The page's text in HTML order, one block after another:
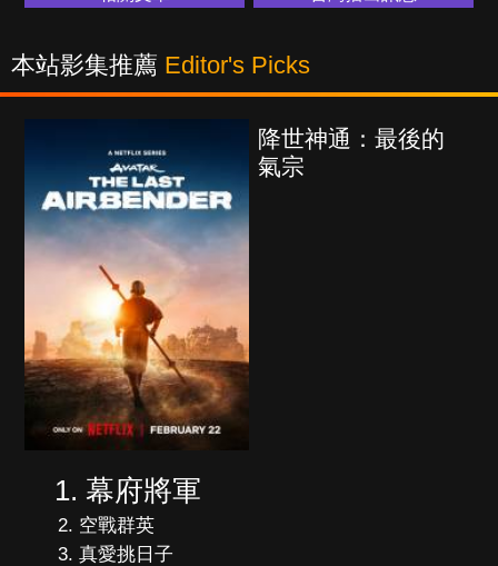
本站影集推薦 Editor's Picks
降世神通：最後的
氣宗
幕府將軍
空戰群英
真愛挑日子